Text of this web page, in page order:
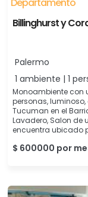
Billinghurst y
Palermo
1 ambiente | 1
Monoambiente con
personas,
Tucuman en el
Lavadero, Salon de
encuentra ubicado
$ 600000 por